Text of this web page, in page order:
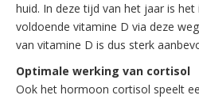
huid. In deze tijd van het jaar is
voldoende vitamine D via deze
van vitamine D is dus sterk
Optimale werking van cortisol
Ook het hormoon cortisol speelt